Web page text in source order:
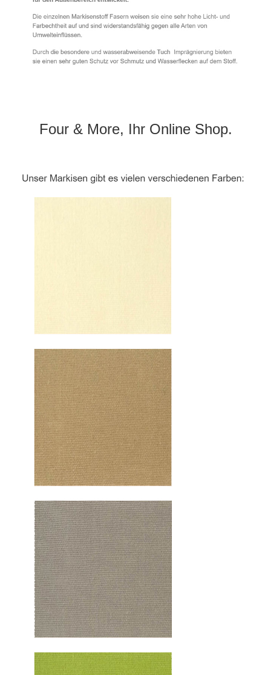
Four & More, Ihr Online Shop.